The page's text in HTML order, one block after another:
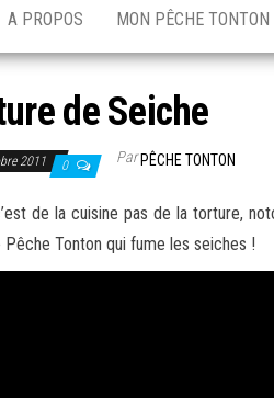
A PROPOS MON PÊCHE TONTON
de Seiche
2011 0 ParPÊCHE TONTON
de la cuisine pas de la torture,
Pêche Tonton qui fume les seiches !